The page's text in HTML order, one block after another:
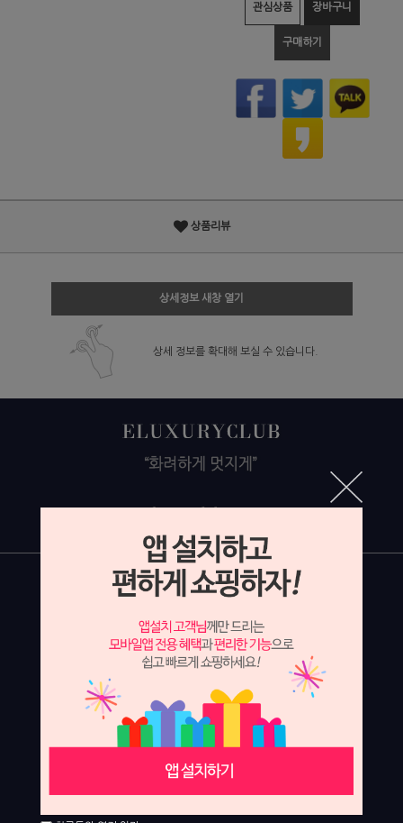
관심상품 장바구니
구매하기
상품리뷰
상세정보 새창 열기
상세 정보를 확대해 보실 수 있습니다.